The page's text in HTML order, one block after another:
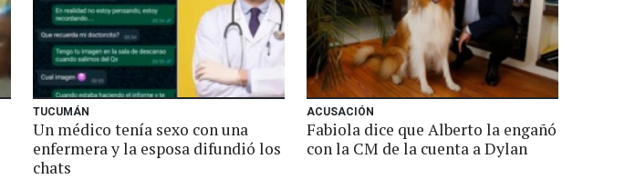
TUCUMÁN
Un médico tenía sexo con una
enfermera y la esposa difundió los
chats
ACUSACIÓN
Fabiola dice que Alberto la engañó
con la CM de la cuenta a Dylan